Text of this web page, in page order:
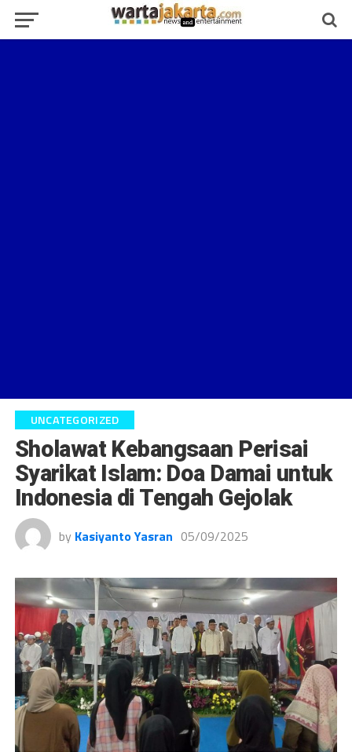
UNCATEGORIZED
Sholawat Kebangsaan Perisai
Syarikat Islam: Doa Damai untuk
Indonesia di Tengah Gejolak
by Kasiyanto Yasran 05/09/2025